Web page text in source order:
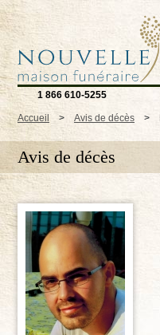
1 866 610-5255
Accueil > Avis de décès >
Avis de décès